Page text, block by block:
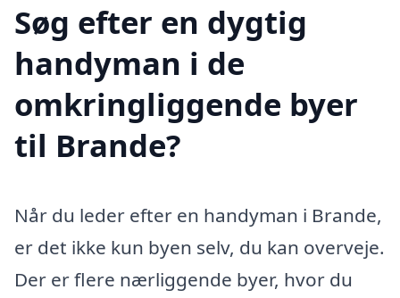
Søg efter en dygtig
handyman i de
omkringliggende byer
til Brande?
Når du leder efter en handyman i Brande,
er det ikke kun byen selv, du kan overveje.
Der er flere nærliggende byer, hvor du